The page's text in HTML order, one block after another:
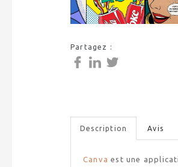
Partagez :
Description Avis
Canva est une